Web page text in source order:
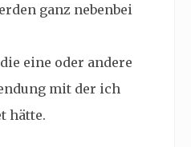
ganz nebenbei
eine oder andere
mit der ich
hätte.